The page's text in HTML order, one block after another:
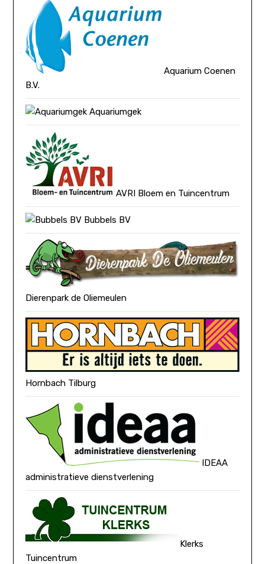
Aquarium Coenen
B.V.
Aquariumgek
AVRI Bloem en Tuincentrum
Bubbels BV
Dierenpark de Oliemeulen
Hornbach Tilburg
IDEAA
administratieve dienstverlening
Klerks
Tuincentrum